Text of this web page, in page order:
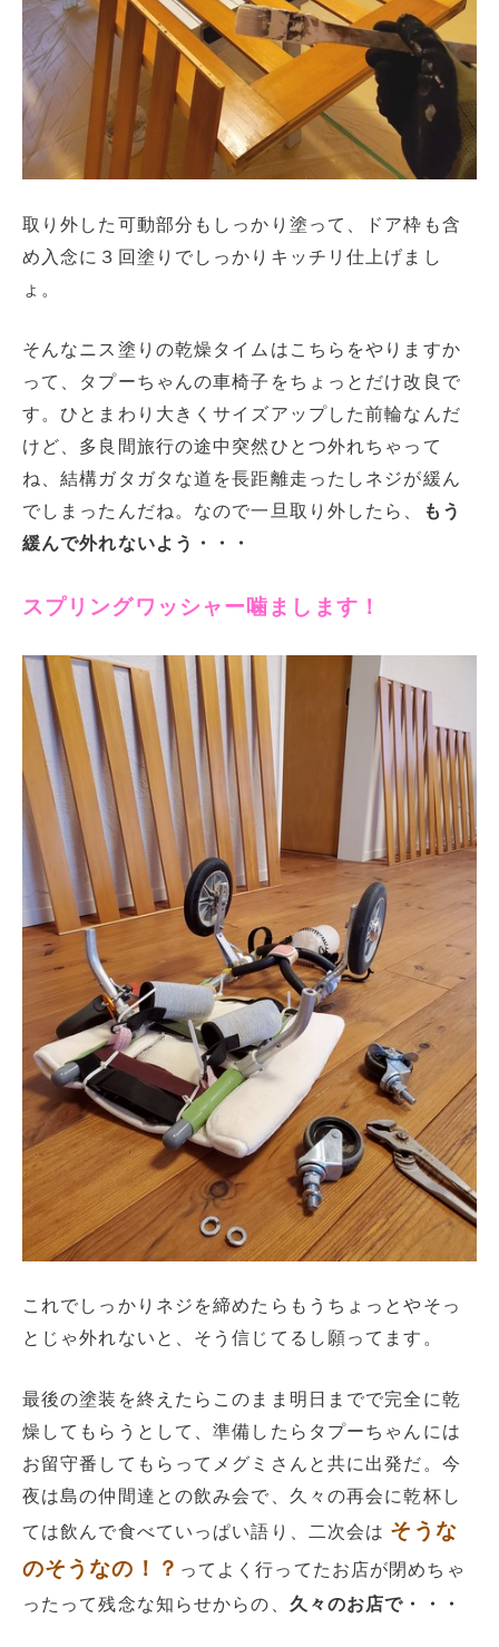
取り外した可動部分もしっかり塗って、ドア枠も含
め入念に３回塗りでしっかりキッチリ仕上げまし
ょ。
そんなニス塗りの乾燥タイムはこちらをやりますか
って、タプーちゃんの車椅子をちょっとだけ改良で
す。ひとまわり大きくサイズアップした前輪なんだ
けど、多良間旅行の途中突然ひとつ外れちゃって
ね、結構ガタガタな道を長距離走ったしネジが緩ん
でしまったんだね。なので一旦取り外したら、
もう
緩んで外れないよう・・・
スプリングワッシャー噛まします！
これでしっかりネジを締めたらもうちょっとやそっ
とじゃ外れないと、そう信じてるし願ってます。
最後の塗装を終えたらこのまま明日までで完全に乾
燥してもらうとして、準備したらタプーちゃんには
お留守番してもらってメグミさんと共に出発だ。今
夜は島の仲間達との飲み会で、久々の再会に乾杯し
ては飲んで食べていっぱい語り、二次会は そうな
のそうなの！？ ってよく行ってたお店が閉めちゃ
ったって残念な知らせからの、 久々のお店で・・・